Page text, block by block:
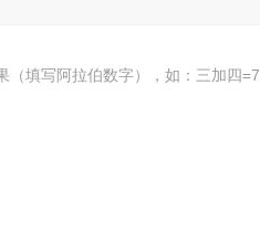
（填写阿拉伯数字），如：三加四=7